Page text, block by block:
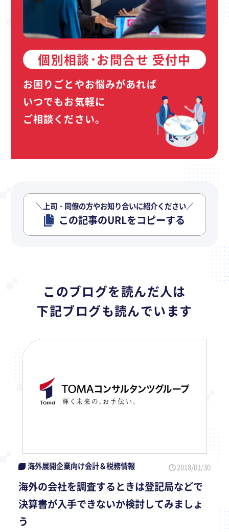
個別相談･お問合せ 受付中
お困りごとやお悩みがあれば
いつでもお気軽に
ご相談ください。
＼上司・同僚の方やお知り合いに紹介ください／
この記事のURLをコピーする
このブログを読んだ人は
下記ブログも読んでいます
海外展開企業向け会計＆税務情報 2018/01/30
海外の会社を調査するときは登記局などで
決算書が入手できないか検討してみましょ
う